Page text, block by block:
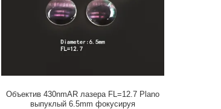
Объектив 430nmAR лазера FL=12.7 Plano
выпуклый 6.5mm фокусируя